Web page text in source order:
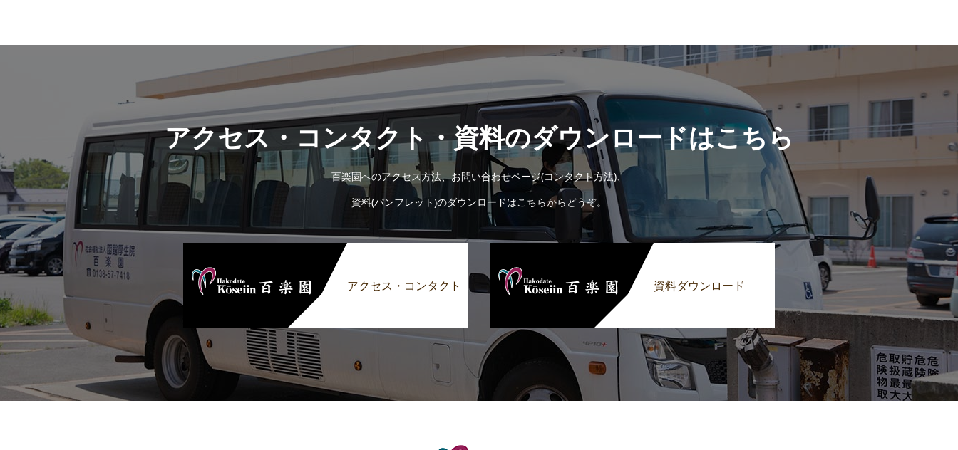
アクセス・コンタクト・資料のダウンロードはこちら
百楽園へのアクセス方法、お問い合わせページ(コンタクト方法)、
資料(パンフレット)のダウンロードはこちらからどうぞ。
アクセス・コンタクト 資料ダウンロード